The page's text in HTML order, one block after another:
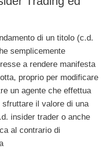
di un titolo (c.d.
semplicemente
a rendere manifesta
proprio per modificare
un agente che effettua
il valore di una
insider trader o anche
al contrario di